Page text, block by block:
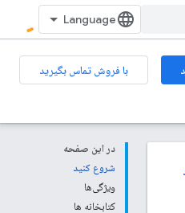
با فروش تماس بگیرید
در این صفحه
شروع کنید
ویژگی‌ها
کتابخانه ها